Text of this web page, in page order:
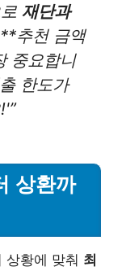
재단과
추천 금액
중요합니
한도가
상환까
상황에 맞춰 최